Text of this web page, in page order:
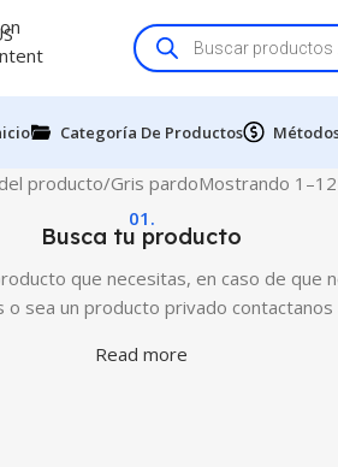
Categoría De Productos
producto Gris pardoMostrando
01.
Busca tu producto
que necesitas, en caso de que
o sea un producto privado contactanos
Read more